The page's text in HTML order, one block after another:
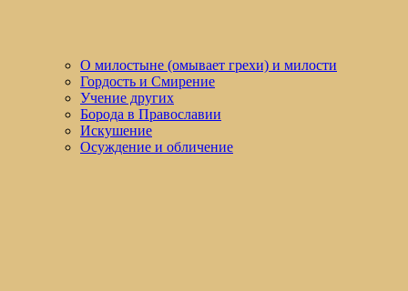
О милостыне (омывает грехи) и милости
Гордость и Смирение
Учение других
Борода в Православии
Искушение
Осуждение и обличение